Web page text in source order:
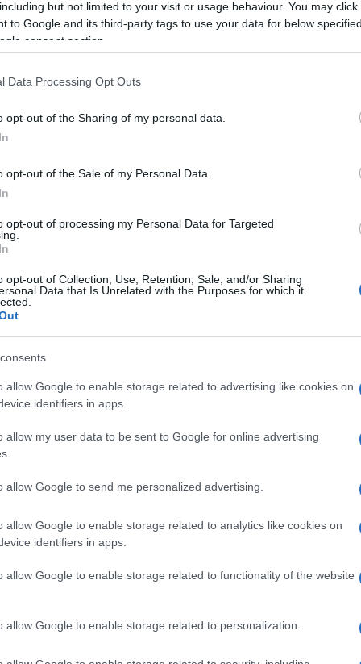
but not limited to your visit or usage behaviour. You may
to Google and its third-party tags to use your data for below
consent section.
Data Processing Opt Outs
opt-out of the Sharing of my personal data.
opt-out of the Sale of my Personal Data.
opt-out of processing my Personal Data for Targeted
opt-out of Collection, Use, Retention, Sale, and/or Sharing
Data that Is Unrelated with the Purposes for which it
allow Google to enable storage related to advertising like cookies on
identifiers in apps.
allow my user data to be sent to Google for online advertising
allow Google to send me personalized advertising.
allow Google to enable storage related to analytics like cookies on
identifiers in apps.
allow Google to enable storage related to functionality of the website
allow Google to enable storage related to personalization.
às 19h00, os finais de tarde prolongam-
onde o fogo assume o papel
são celebrados com autenticidade,
descontraído e cozinha ao ar livre, o Fire
e a saborear cada instante. À volta
um menu de quatro pratos que
a frescura dos produtos da Madeira — do
vegetais cultivados localmente, passando
evocam as raízes da ilha.
produtores de vinho na Madeira
abrir as suas portas para mais uma edição
celebra o vinho português num ambiente
dia 23 de Maio, os jardins do
de descoberta, onde produtores e
de Norte a Sul do país, passando